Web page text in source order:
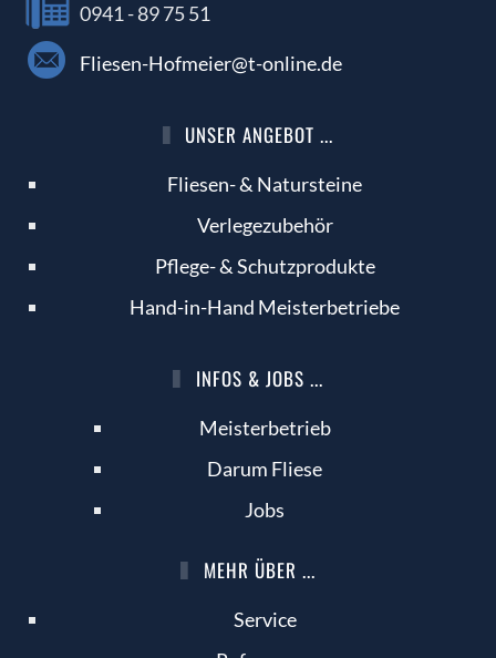
0941 - 89 75 51
Fliesen-Hofmeier@t-online.de
UNSER ANGEBOT ...
Fliesen- & Natursteine
Verlegezubehör
Pflege- & Schutzprodukte
Hand-in-Hand Meisterbetriebe
INFOS & JOBS ...
Meisterbetrieb
Darum Fliese
Jobs
MEHR ÜBER ...
Service